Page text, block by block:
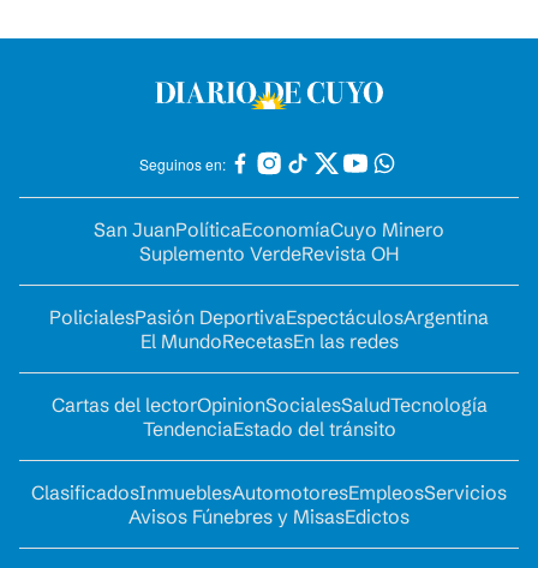
Seguinos en:
San JuanPolíticaEconomíaCuyo Minero
Suplemento VerdeRevista OH
PolicialesPasión DeportivaEspectáculosArgentina
El MundoRecetasEn las redes
Cartas del lectorOpinionSocialesSaludTecnología
TendenciaEstado del tránsito
ClasificadosInmueblesAutomotoresEmpleosServicios
Avisos Fúnebres y MisasEdictos